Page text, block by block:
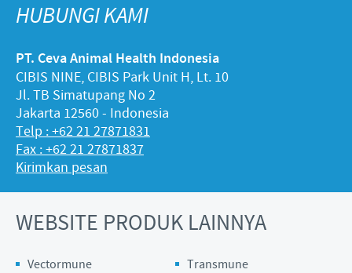
HUBUNGI KAMI
PT. Ceva Animal Health Indonesia
CIBIS NINE, CIBIS Park Unit H, Lt. 10
Jl. TB Simatupang No 2
Jakarta 12560 - Indonesia
Telp : +62 21 27871831
Fax : +62 21 27871837
Kirimkan pesan
WEBSITE PRODUK LAINNYA
Vectormune
Transmune